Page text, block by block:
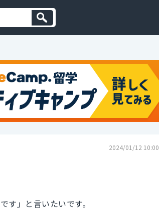
2024/01/12 10:00
す」と言いたいです。